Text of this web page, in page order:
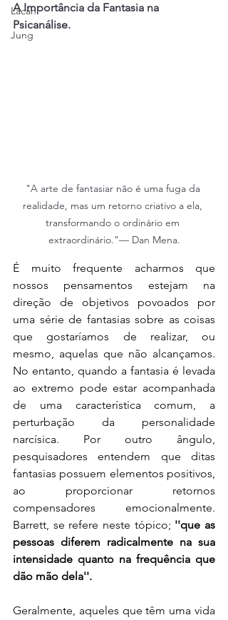
Lacan
Jung
A Importância da Fantasia na
Psicanálise.
"A arte de fantasiar não é uma fuga da
realidade, mas um retorno criativo a ela,
transformando o ordinário em
extraordinário."— Dan Mena.
É muito frequente acharmos que
nossos pensamentos estejam na
direção de objetivos povoados por
uma série de fantasias sobre as coisas
que gostaríamos de realizar, ou
mesmo, aquelas que não alcançamos.
No entanto, quando a fantasia é levada
ao extremo pode estar acompanhada
de uma característica comum, a
perturbação da personalidade
narcísica. Por outro ângulo,
pesquisadores entendem que ditas
fantasias possuem elementos positivos,
ao proporcionar retornos
compensadores emocionalmente.
Barrett, se refere neste tópico; ''que as
pessoas diferem radicalmente na sua
intensidade quanto na frequência que
dão mão dela''.
Geralmente, aqueles que têm uma vida